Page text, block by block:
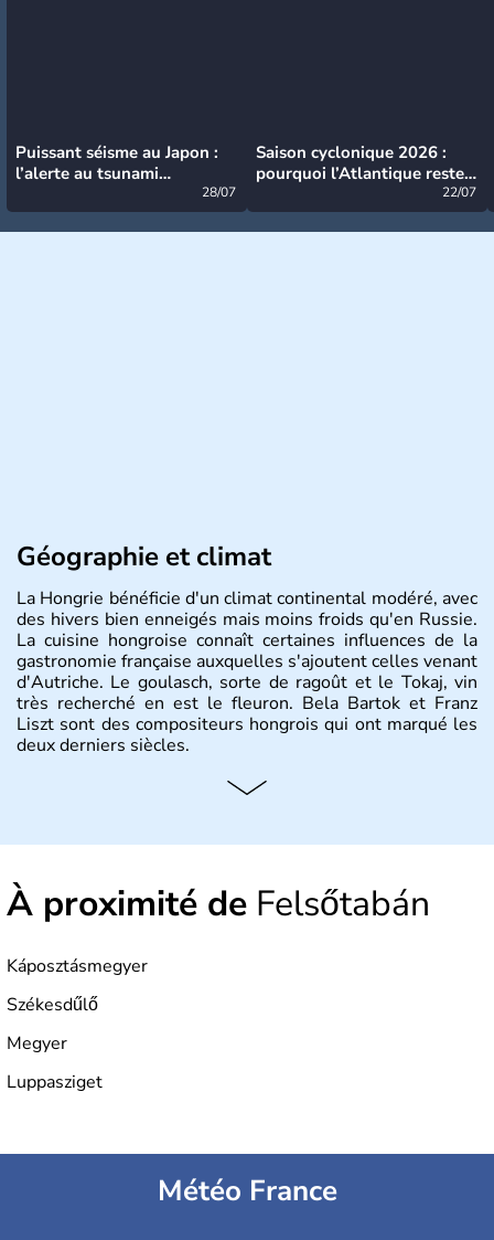
Puissant séisme au Japon :
l’alerte au tsunami
28/07
Saison cyclonique 2026 :
pourquoi l’Atlantique reste
22/07
Géographie et climat
La Hongrie bénéficie d'un climat continental modéré, avec
des hivers bien enneigés mais moins froids qu'en Russie.
La cuisine hongroise connaît certaines influences de la
gastronomie française auxquelles s'ajoutent celles venant
d'Autriche. Le goulasch, sorte de ragoût et le Tokaj, vin
très recherché en est le fleuron. Bela Bartok et Franz
Liszt sont des compositeurs hongrois qui ont marqué les
deux derniers siècles.
Histoire et administration
depuis 2004, la Hongrie est aussi appelée « pays magyar
pays dont la langue est bien-sûr le hongrois et la
monnaie le forint. Sa capitale s'appelle Budapest.
développée en Hongrie.
À proximité de Felsőtabán
Káposztásmegyer
Székesdűlő
Megyer
Luppasziget
Météo France